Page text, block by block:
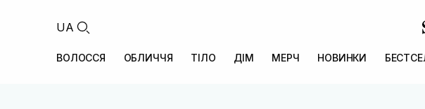
UA
ВОЛОССЯ ОБЛИЧЧЯ ТІЛО ДІМ МЕРЧ НОВИНКИ